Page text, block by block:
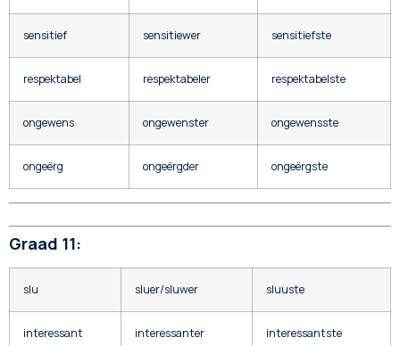
sensitief sensitiewer sensitiefste
respektabel respektabeler respektabelste
ongewens ongewenster ongewensste
ongeërg ongeërgder ongeërgste
Graad 11:
slu sluer/sluwer sluuste
interessant interessanter interessantste